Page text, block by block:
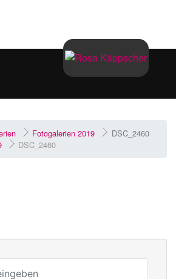
Fotogalerien 2019
DSC_2460
DSC_2460